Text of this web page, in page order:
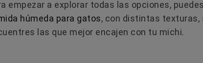
empezar a explorar todas las opciones,
húmeda para gatos, con distintas texturas,
las que mejor encajen con tu michi.